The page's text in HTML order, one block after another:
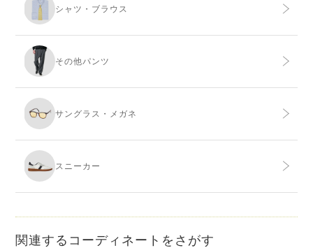
シャツ・ブラウス
その他パンツ
サングラス・メガネ
スニーカー
関連するコーディネートをさがす